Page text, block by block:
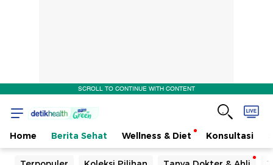
SCROLL TO CONTINUE WITH CONTENT
Home Berita Sehat Wellness & Diet Konsultasi